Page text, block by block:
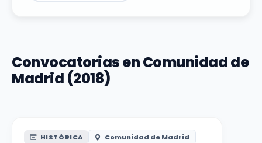
Convocatorias en Comunidad de
Madrid (2018)
HISTÓRICA Comunidad de Madrid